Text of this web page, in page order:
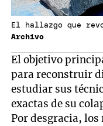
El hallazgo que
Archivo
El objetivo
para reconstruir
estudiar sus
exactas de su
Por desgracia, los